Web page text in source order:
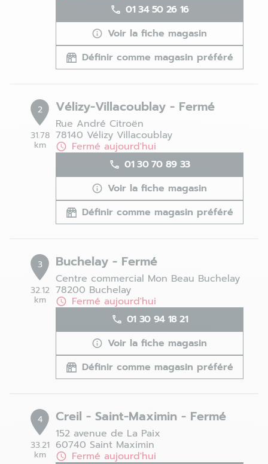
01 34 50 26 16
Voir la fiche magasin
Définir comme magasin préféré
2
31.78
km
Vélizy-Villacoublay - Fermé
Rue André Citroën
78140 Vélizy Villacoublay
Fermé aujourd'hui
01 30 70 89 33
Voir la fiche magasin
Définir comme magasin préféré
3
32.12
km
Buchelay - Fermé
Centre commercial Mon Beau Buchelay
78200 Buchelay
Fermé aujourd'hui
01 30 94 18 21
Voir la fiche magasin
Définir comme magasin préféré
4
33.21
km
Creil - Saint-Maximin - Fermé
152 avenue de La Paix
60740 Saint Maximin
Fermé aujourd'hui